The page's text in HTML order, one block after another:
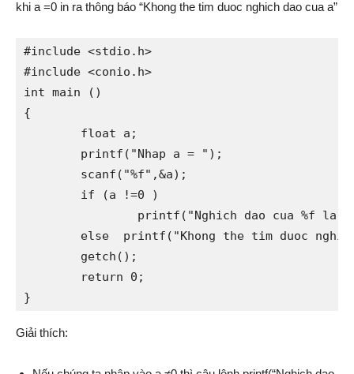
khi a =0 in ra thông báo “Khong the tim duoc nghich dao cua a”
#include <stdio.h>
#include <conio.h>
int main ()
{
}
Giải thích: